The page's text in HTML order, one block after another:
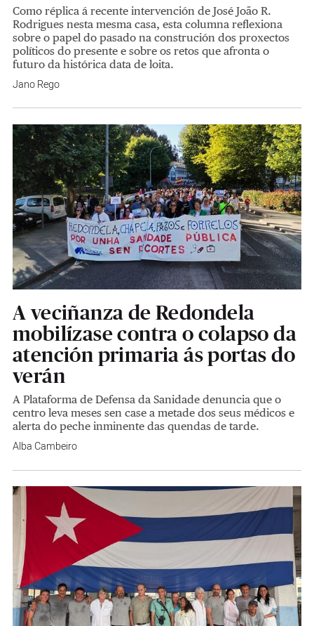
Como réplica á recente intervención de José João R.
Rodrigues nesta mesma casa, esta columna reflexiona
sobre o papel do pasado na construción dos proxectos
políticos do presente e sobre os retos que afronta o
futuro da histórica data de loita.
Jano Rego
A veciñanza de Redondela
mobilízase contra o colapso da
atención primaria ás portas do
verán
A Plataforma de Defensa da Sanidade denuncia que o
centro leva meses sen case a metade dos seus médicos e
alerta do peche inminente das quendas de tarde.
Alba Cambeiro